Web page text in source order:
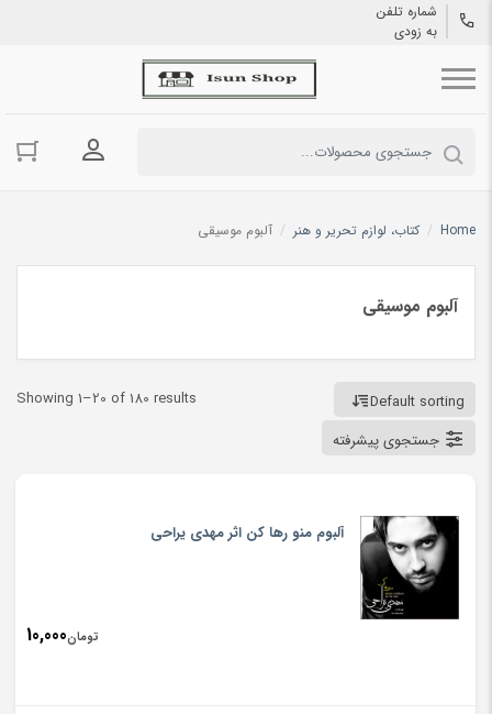
شماره تلفن
به زودی
ورود به
Home
/ کتاب، لوازم تحریر و هنر / آلبوم موسیقی
آلبوم موسیقی
Showing 1–20 of 180 results
Default sorting
جستجوی پیشرفته
آلبوم منو رها کن اثر مهدی یراحی
تومان10,000